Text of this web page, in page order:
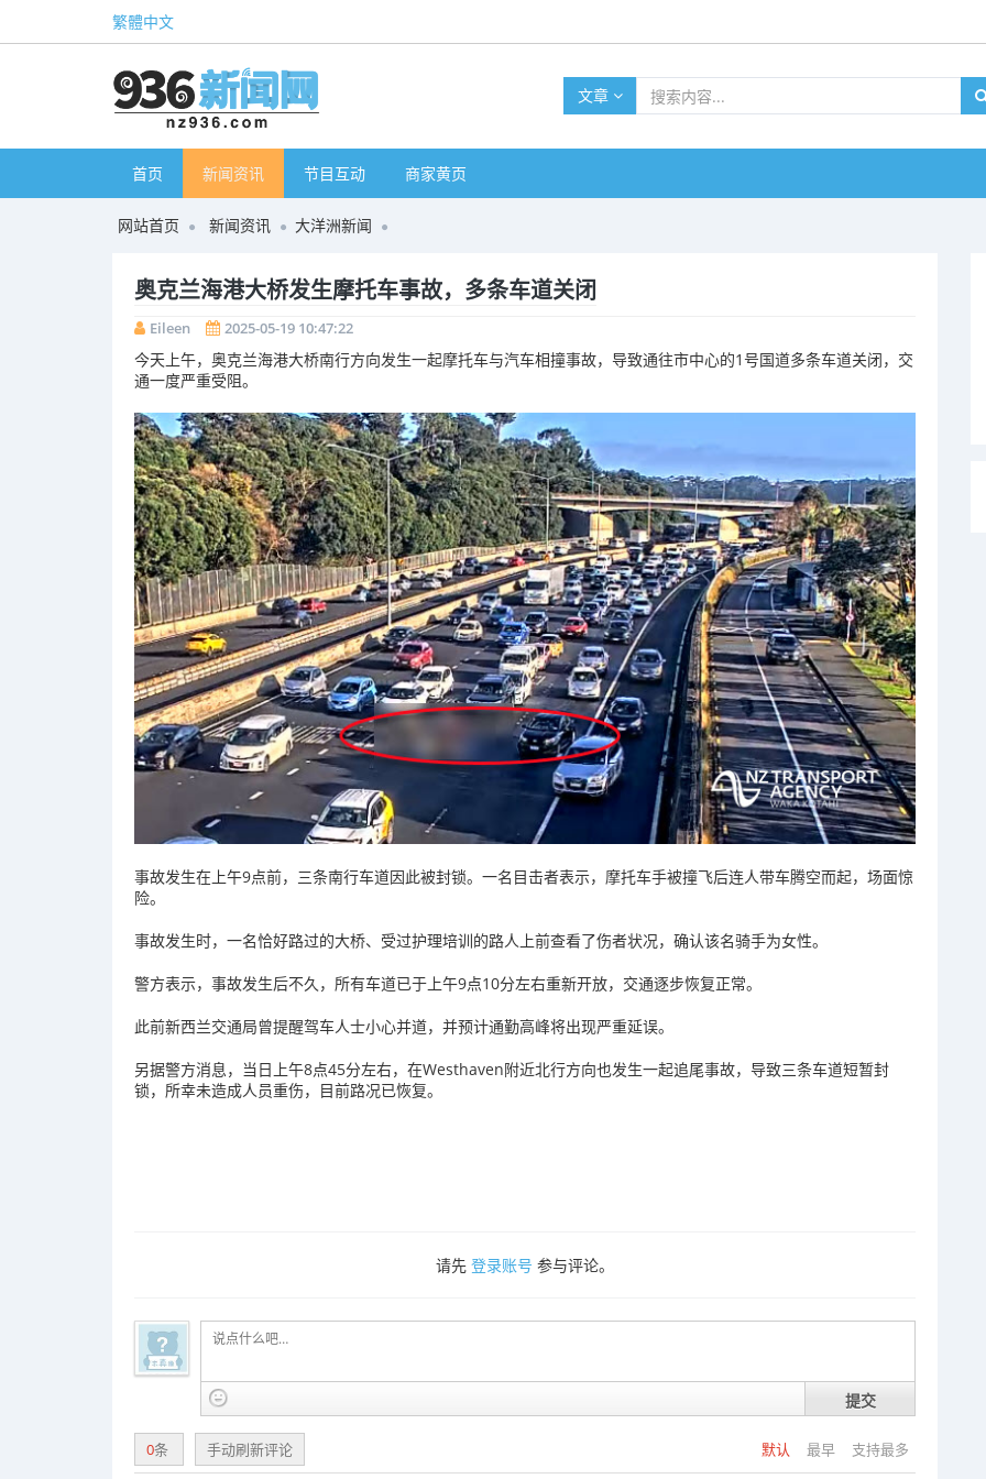
繁體中文
文章
首页 新闻资讯 节目互动 商家黄页
网站首页 新闻资讯 大洋洲新闻
奥克兰海港大桥发生摩托车事故，多条车道关闭
Eileen 2025-05-19 10:47:22
今天 上午， 奥克兰海港大桥南行方向发生一起摩托车与汽车相撞事故， 导致通往市中心的1号国道多条车道关闭， 交
通一度严重受阻。
事故发生在 上午9点前， 三条南行车道因此被封锁。 一名 目击者表示， 摩托车手被撞飞后连人带车腾空而起， 场面惊
险。
事故发生时， 一名恰好路过的大桥、 受过护理培训的路人 上前查看了伤者状况， 确认该名骑手为女性。
警方表示， 事故发生后不久， 所有车道已于 上午9点10分左右重新开放， 交通逐步恢复正常。
此前新西兰交通局曾提醒驾车人士小心并道， 并预计通勤高峰将出现严重延误。
另据警方消息， 当日 上午8点45分左右， 在Westhaven附近北行方向也发生一起追尾事故， 导致三条车道短暂封
锁， 所幸未造成人员重伤， 目前路况已恢复。
请先 登录账号 参与评论。
提交
默认 最早 支持最多
0条 手动刷新评论